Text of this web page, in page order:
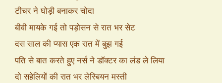
टीचर ने घोड़ी बनाकर चोदा
बीवी मायके गई तो पड़ोसन से रात भर सेट
दस साल की प्यास एक रात में बुझ गई
पति से बात करते हुए नर्स ने डॉक्टर का लंड ले लिया
दो सहेलियों की रात भर लेस्बियन मस्ती